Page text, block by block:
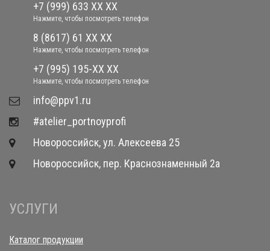
+7 (999) 633 XX XX
Нажмите, чтобы посмотреть телефон
8 (8617) 61 XX XX
Нажмите, чтобы посмотреть телефон
+7 (995) 195-XX XX
Нажмите, чтобы посмотреть телефон
​info@ppv1.ru
#atelier_portnoyprofi
Новороссийск, ул. Алексеева 25
Новороссийск, пер. Краснознаменный 2а
УСЛУГИ
Каталог продукции